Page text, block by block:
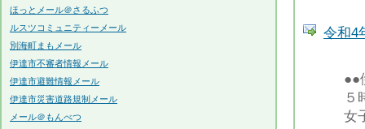
令和4
●●
５
女
ほっとメール＠さるふつ
ルスツコミュニティーメール
別海町まもメール
伊達市不審者情報メール
伊達市避難情報メール
伊達市災害道路規制メール
メール＠もんべつ